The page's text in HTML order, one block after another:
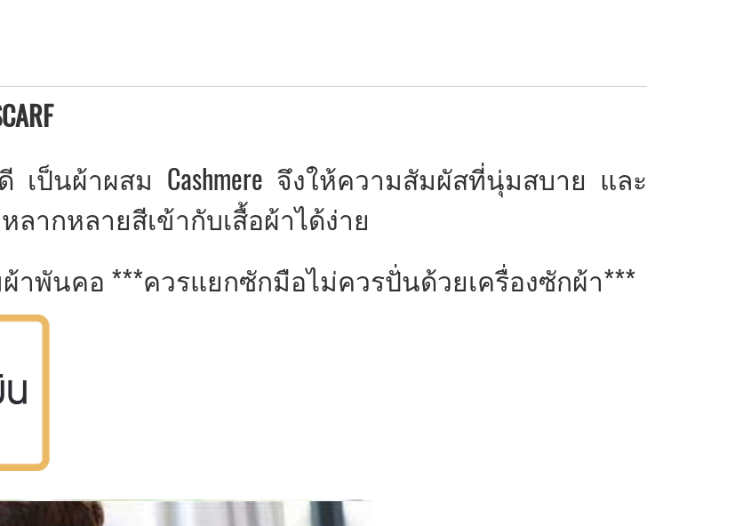
เป็นผ้าผสม Cashmere จึงให้ความสัมผัสที่นุ่มสบาย และ
ากหลายสีเข้ากับเสื้อผ้าได้ง่าย
พันคอ ***ควรแยกซักมือไม่ควรปั่นด้วยเครื่องซักผ้า***